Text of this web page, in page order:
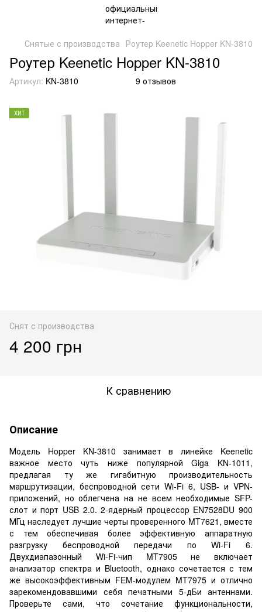
Снятые с производства Роутер Keenetic Hopper KN-3810
Роутер Keenetic Hopper KN-3810
Артикул: KN-3810 9 отзывов
ХИТ
Снят с производства
4 200 грн
К сравнению
Описание
Модель Hopper KN-3810 занимает в линейке Keenetic
важное место чуть ниже популярной Giga KN-1011,
предлагая ту же гигабитную производительность
маршрутизации, беспроводной сети Wi-Fi 6, USB- и VPN-
приложений, но облегчена на не всем необходимые SFP-
слот и порт USB 2.0. 2-ядерный процессор EN7528DU 900
МГц наследует лучшие черты проверенного MT7621, вместе
с тем обеспечивая более эффективную аппаратную
разгрузку беспроводной передачи по Wi-Fi 6.
Двухдиапазонный Wi-Fi-чип MT7905 не включает
анализатор спектра и Bluetooth, однако сочетается с тем
же высокоэффективным FEM-модулем MT7975 и отлично
зарекомендовавшими себя печатными 5-дБи антеннами.
Проверьте сами, что сочетание функциональности,